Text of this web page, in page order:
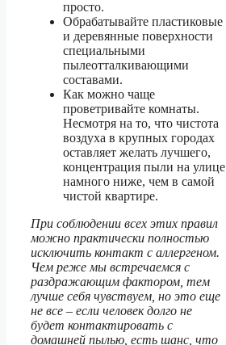
просто.
Обрабатывайте пластиковые
и деревянные поверхности
специальными
пылеотталкивающими
составами.
Как можно чаще
проветривайте комнаты.
Несмотря на то, что чистота
воздуха в крупных городах
оставляет желать лучшего,
концентрация пыли на улице
намного ниже, чем в самой
чистой квартире.
При соблюдении всех этих правил
можно практически полностью
исключить контакт с аллергеном.
Чем реже мы встречаемся с
раздражающим фактором, тем
лучше себя чувствуем, но это еще
не все – если человек долго не
будет контактировать с
домашней пылью, есть шанс, что